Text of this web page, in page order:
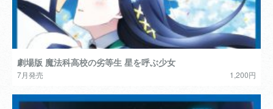
劇場版 魔法科高校の劣等生 星を呼ぶ少女
7月発売 1,200円